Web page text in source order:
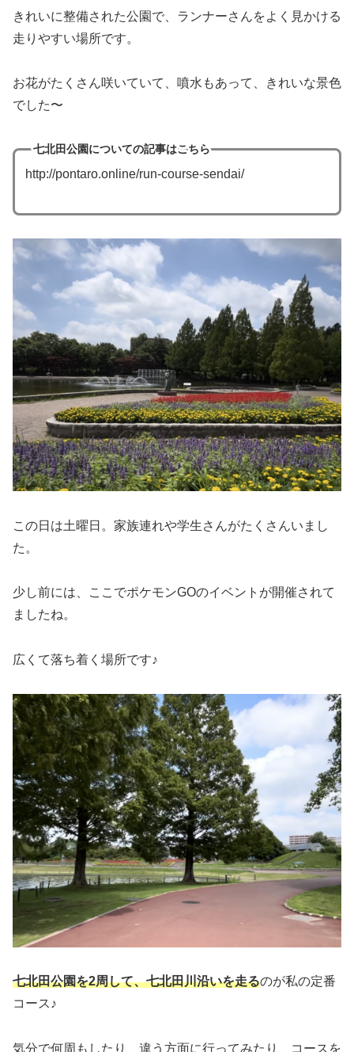
きれいに整備された公園で、ランナーさんをよく見かける
走りやすい場所です。
お花がたくさん咲いていて、噴水もあって、きれいな景色
でした〜
七北田公園についての記事はこちら
http://pontaro.online/run-course-sendai/
この日は土曜日。家族連れや学生さんがたくさんいまし
た。
少し前には、ここでポケモンGOのイベントが開催されて
ましたね。
広くて落ち着く場所です♪
七北田公園を2周して、七北田川沿いを走るのが私の定番
コース♪
気分で何周もしたり、違う方面に行ってみたり、コースを